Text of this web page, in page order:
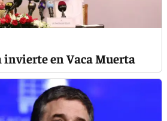
en Vaca Muerta